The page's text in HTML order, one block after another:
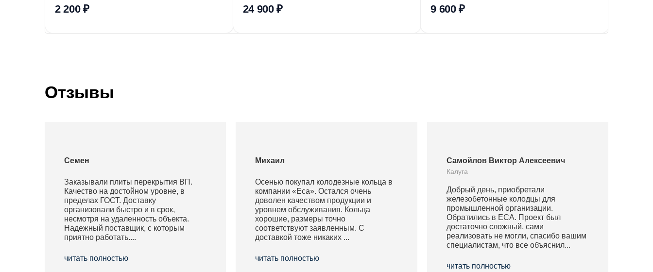
2 200 ₽ 24 900 ₽ 9 600 ₽
Отзывы
Заказывали плиты перекрытия ВП.
Качество на достойном уровне, в
пределах ГОСТ. Доставку
организовали быстро и в срок,
несмотря на удаленность объекта.
Надежный поставщик, с которым
приятно работать....
читать полностью
Семен
Осенью покупал колодезные кольца в
компании «Еса». Остался очень
доволен качеством продукции и
уровнем обслуживания. Кольца
хорошие, размеры точно
соответствуют заявленным. С
доставкой тоже никаких ...
читать полностью
Михаил
Добрый день, приобретали
железобетонные колодцы для
промышленной организации.
Обратились в ЕСА. Проект был
достаточно сложный, сами
реализовать не могли, спасибо вашим
специалистам, что все объяснил...
читать полностью
Самойлов Виктор Алексеевич
Калуга